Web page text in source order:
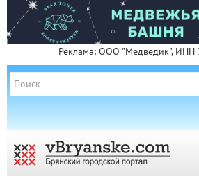
Реклама: ООО "Медведик", ИНН